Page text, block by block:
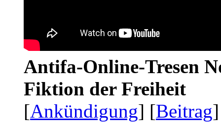
Antifa-Online-Tresen
Fiktion der Freiheit
[Ankündigung] [Beitrag